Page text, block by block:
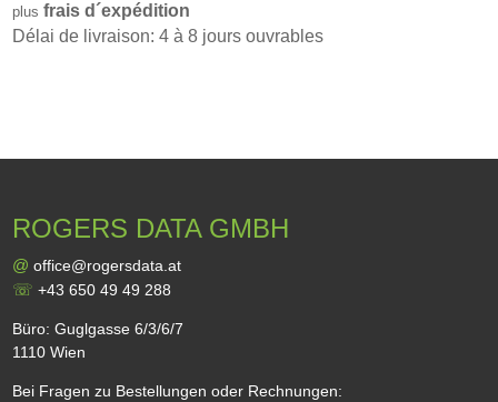
plusfrais d´expédition
Délai de livraison: 4 à 8 jours ouvrables
ROGERS DATA GMBH
@ office@rogersdata.at
☏+43 650 49 49 288
Büro: Guglgasse 6/3/6/7
1110 Wien
Bei Fragen zu Bestellungen oder Rechnungen: